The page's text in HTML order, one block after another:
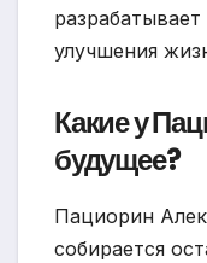
улучшения
Какие у
будущее?
Пациорин
собирается